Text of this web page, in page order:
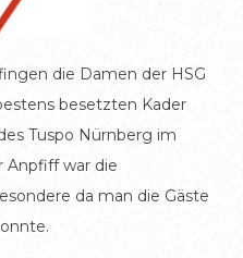
die Damen der HSG
besetzten Kader
Tuspo Nürnberg im
Anpfiff war die
da man die Gäste